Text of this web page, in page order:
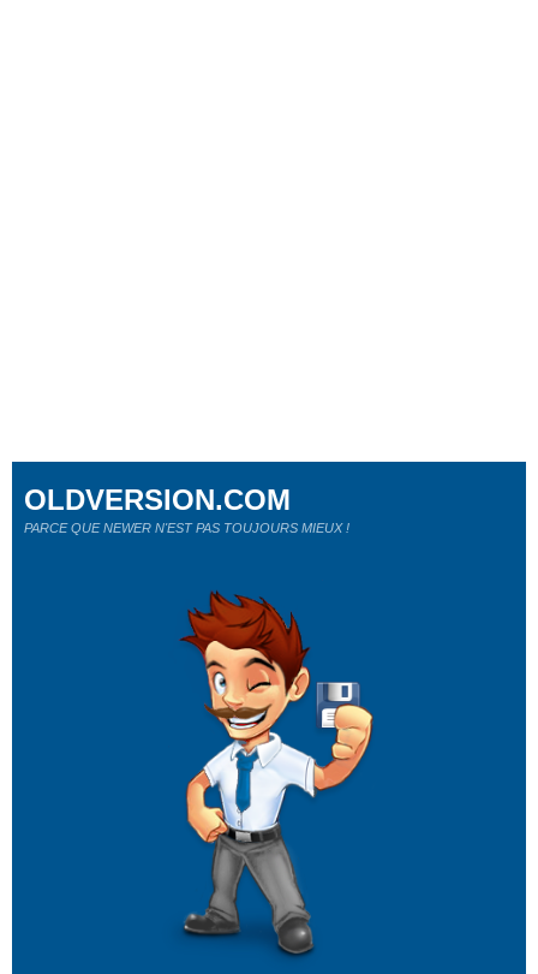
OLDVERSION.COM
PARCE QUE NEWER N'EST PAS TOUJOURS MIEUX !